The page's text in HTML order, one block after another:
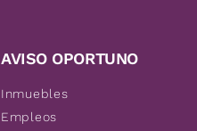
AVISO OPORTUNO
Inmuebles
Empleos